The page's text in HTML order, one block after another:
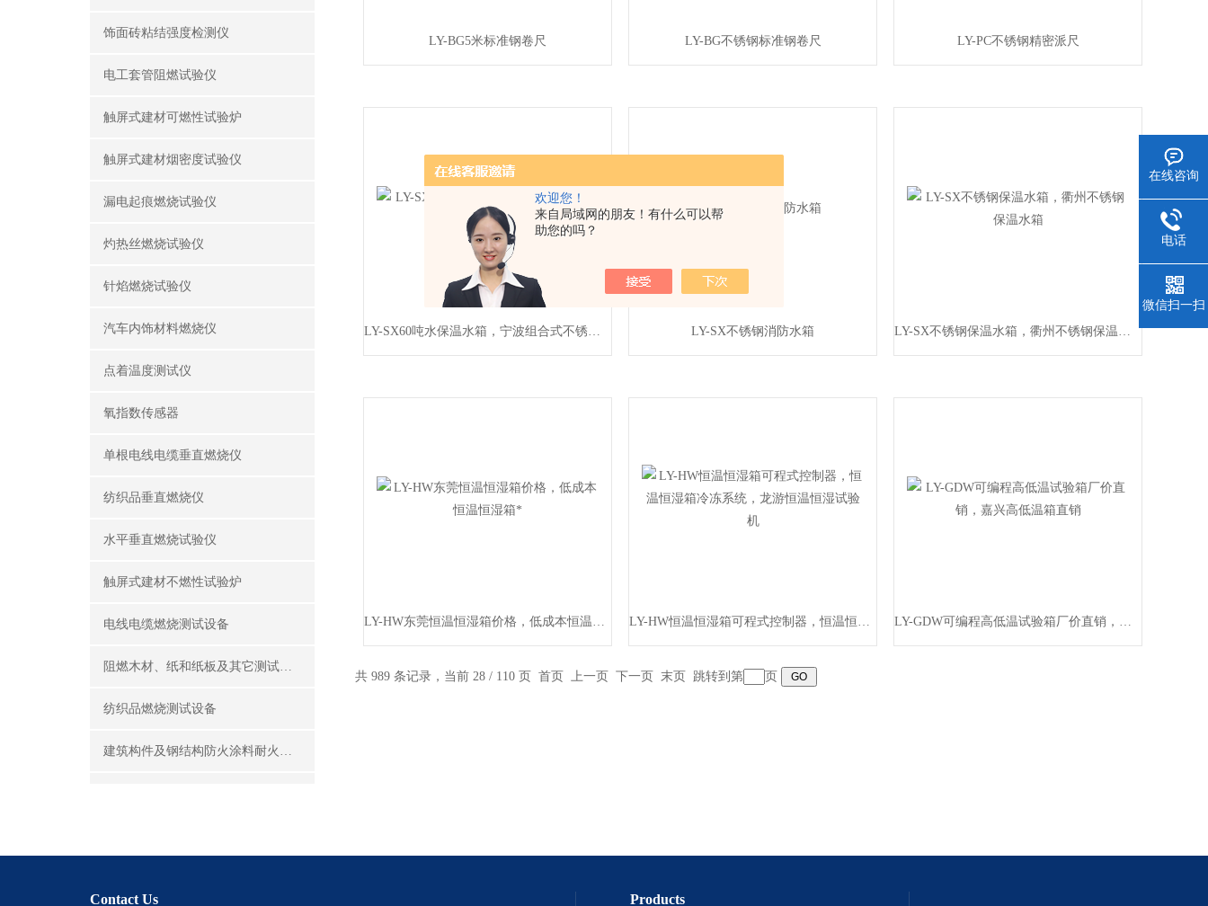
欢迎您！
来自局域网的朋友！有什么可以帮
助您的吗？
饰面砖粘结强度检测仪
电工套管阻燃试验仪
触屏式建材可燃性试验炉
触屏式建材烟密度试验仪
漏电起痕燃烧试验仪
灼热丝燃烧试验仪
针焰燃烧试验仪
汽车内饰材料燃烧仪
点着温度测试仪
氧指数传感器
单根电线电缆垂直燃烧仪
纺织品垂直燃烧仪
水平垂直燃烧试验仪
触屏式建材不燃性试验炉
电线电缆燃烧测试设备
阻燃木材、纸和纸板及其它测试设备
纺织品燃烧测试设备
建筑构件及钢结构防火涂料耐火性能试验设备
LY-BG5米标准钢卷尺 LY-BG不锈钢标准钢卷尺 LY-PC不锈钢精密派尺
LY-SX60吨水保温水箱，宁波组合式不锈钢水箱 LY-SX不锈钢消防水箱 LY-SX不锈钢保温水箱，衢州不锈钢保温水箱
LY-HW东莞恒温恒湿箱价格，低成本恒温恒湿箱* LY-HW恒温恒湿箱可程式控制器，恒温恒湿箱冷冻系统，龙游恒温恒湿试验机 LY-GDW可编程高低温试验箱厂价直销，嘉兴高低温箱直销
共 989 条记录，当前 28 / 110 页 首页 上一页 下一页 末页 跳转到第 页
Contact Us Products
在线咨询
电话
微信扫一扫